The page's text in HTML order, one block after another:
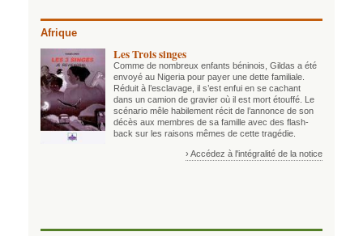
Afrique
Les Trois singes
Comme de nombreux enfants béninois, Gildas a été
envoyé au Nigeria pour payer une dette familiale.
Réduit à l’esclavage, il s’est enfui en se cachant
dans un camion de gravier où il est mort étouffé. Le
scénario mêle habilement récit de l’annonce de son
décès aux membres de sa famille avec des flash-
back sur les raisons mêmes de cette tragédie.
› Accédez à l'intégralité de la notice